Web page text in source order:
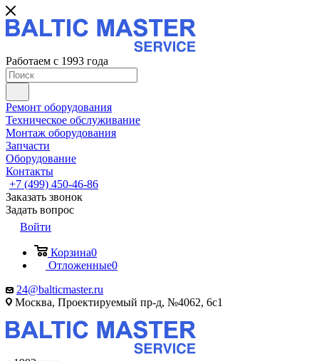
Работаем с 1993 года
Ремонт оборудования
Техническое обслуживание
Монтаж оборудования
Запчасти
Оборудование
Контакты
+7 (499) 450-46-86
Заказать звонок
Задать вопрос
Войти
Корзина0
Отложенные0
24@balticmaster.ru
Москва, Проектируемый пр-д, №4062, 6с1